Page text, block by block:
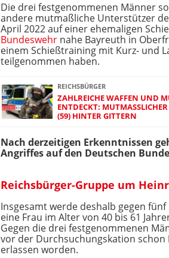
Die drei festgenommenen Männer
andere mutmaßliche Unterstützer
April 2022 auf einer ehemaligen
Bundeswehr nahe Bayreuth in
einem Schießtraining mit Kurz- und
teilgenommen haben.
REICHSBÜRGER
ZAHLREICHE WAFFEN UND
ENTDECKT: MUTMASSLICHER
59) HINTER GITTERN
Nach derzeitigen Erkenntnissen
Angriffes auf den Deutschen
Reichsbürger-Gruppe um
Insgesamt werde deshalb gegen
eine Frau im Alter von 40 bis 61
Gegen die drei festgenommenen
vor der Durchsuchungskation schon
erlassen worden.